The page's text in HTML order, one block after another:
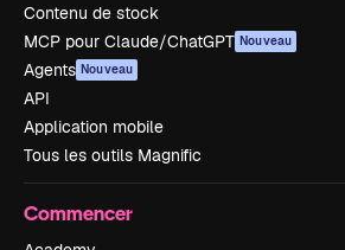
Contenu de stock
MCP pour Claude/ChatGPT Nouveau
Agents Nouveau
API
Application mobile
Tous les outils Magnific
Commencer